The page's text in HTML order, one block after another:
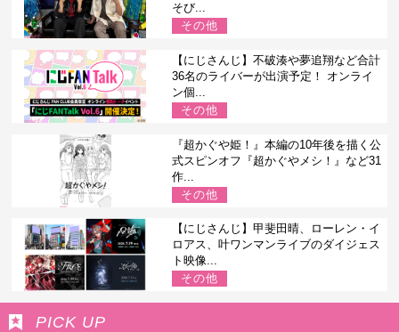
そび...
その他
【にじさんじ】不破湊や夢追翔など合計
36名のライバーが出演予定！ オンライ
ン個...
その他
『超かぐや姫！』本編の10年後を描く公
式スピンオフ『超かぐやメシ！』など31
作...
その他
【にじさんじ】甲斐田晴、ローレン・イ
ロアス、叶ワンマンライブのダイジェス
ト映像...
その他
PICK UP